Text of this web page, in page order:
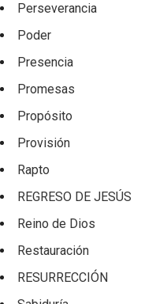
Perseverancia
Poder
Presencia
Promesas
Propósito
Provisión
Rapto
REGRESO DE JESÚS
Reino de Dios
Restauración
RESURRECCIÓN